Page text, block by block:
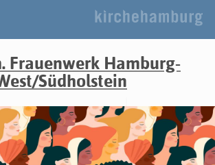
Frauenwerk Hamburg-
Südholstein